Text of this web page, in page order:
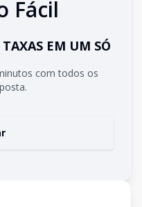
Fácil
EM UM SÓ
com todos os